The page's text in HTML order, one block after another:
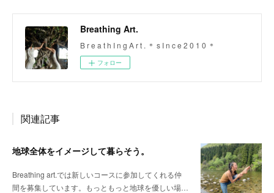
Breathing Art.
B r e a t h I n g A r t . ＊ s I n c e 2 0 1 0 ＊
フォロー
関連記事
地球全体をイメージして暮らそう。
Breathing art.では新しいコースに参加してくれる仲
間を募集しています。もっともっと地球を優しい場…